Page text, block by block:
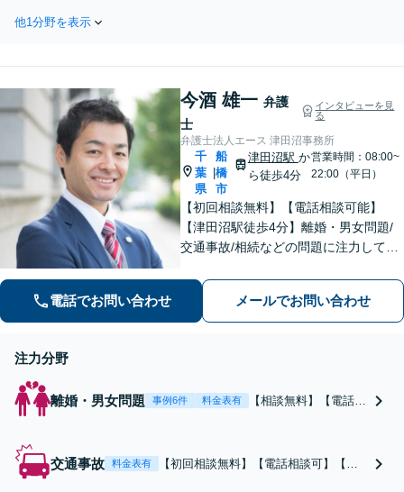
利用による意見照会書
認を。相談から事務手
続き、交渉や書面作成
等、全て私が対応しま
す。
他1分野を表示
今酒 雄一 弁護
士
インタビューを見
る
弁護士法人エース 津田沼事務所
千
葉
県
船
橋
市
津田沼駅 か
ら徒歩4分
営業時間：08:00~
22:00（平日）
【初回相談無料】【電話相談可能】
【津田沼駅徒歩4分】離婚・男女問題/
交通事故/相続などの問題に注力してい
電話でお問い合わせ メールでお問い合わせ
注力分野
離婚・男女問題 事例6件 料金表有
【相談無料】【電話相
います。ご相談に早す
交通事故 料金表有
【初回相談無料】【電話相談可】【津